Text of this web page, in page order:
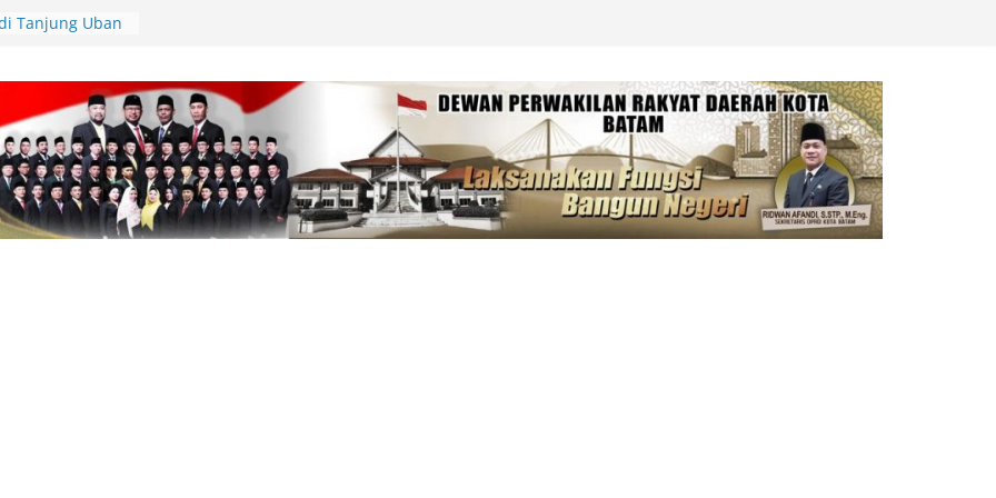
Tanjung Uban
Beranda Negeri:
atas
PWI dalam
Polres Lingga
Gerakan
Cek Kesehatan